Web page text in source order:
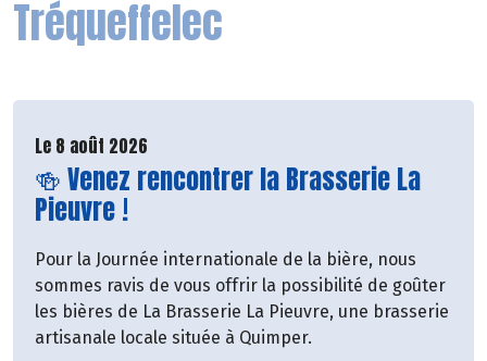
Tréqueffelec
Le 8 août 2026
Lire la suite de l'événement
🍻 Venez rencontrer la Brasserie La
Pieuvre !
Pour la Journée internationale de la bière, nous
sommes ravis de vous offrir la possibilité de goûter
les bières de La Brasserie La Pieuvre, une brasserie
artisanale locale située à Quimper.